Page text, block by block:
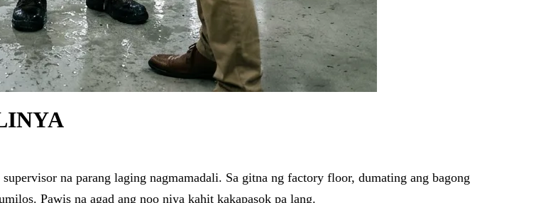
na parang laging nagmamadali. Sa gitna ng factory floor, dumating ang bagong
Pawis na agad ang noo niya kahit kakapasok pa lang.